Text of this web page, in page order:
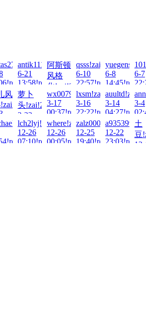
antik1111!zai!2026-
6-21
13:58!read!
阿斯顿
风格
化!zai!2026-
6-19
14:33!read!
qsss!zai!2026-
6-10
22:57!read!
6-8
14:45!read!
6-7
风 萝卜
头!zai!2026-
3-23
06:57!read!
wx007911!zai!2026-
3-17
00:37!read!
lxsm!zai!2026-
3-16
22:22!read!
3-14
04:27!read!
3-4
lch2lyj!zai!2025-
12-26
07:10!read!
where!zai!2025-
12-26
00:05!read!
zalz000!zai!2025-
12-25
19:40!read!
12-22
23:03!read!
土
豆